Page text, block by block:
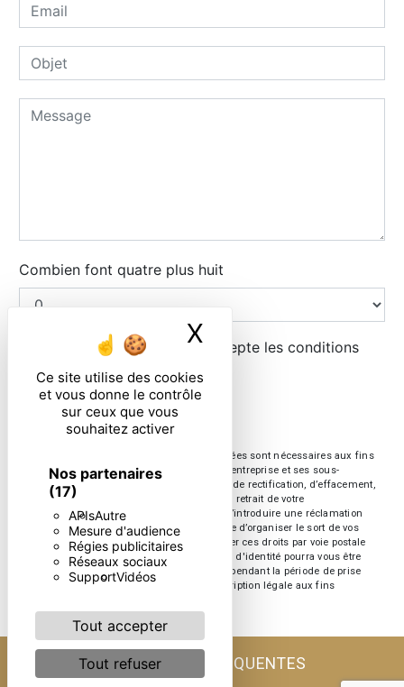
Ce site utilise des cookies
et vous donne le contrôle
sur ceux que vous
souhaitez activer
Nos partenaires
(17)
APIsAutre
Mesure d'audience
Régies publicitaires
Réseaux sociaux
SupportVidéos
Tout accepter
Tout refuser
X Masquer le
Combien font quatre plus huit
En cochant cette case, j'accepte les conditions
particulières ci-dessous **
ENVOYER
** Les données personnelles communiquées sont nécessaires aux fins
de vous contacter. Elles sont destinées à l'entreprise et ses sous-
traitants. Vous disposez de droits d’accès, de rectification, d’effacement,
de portabilité, de limitation, d’opposition, de retrait de votre
consentement à tout moment et du droit d’introduire une réclamation
auprès d’une autorité de contrôle, ainsi que d’organiser le sort de vos
données post-mortem. Vous pouvez exercer ces droits par voie postale
ou par courrier électronique. Un justificatif d'identité pourra vous être
demandé. Nous conservons vos données pendant la période de prise
de contact puis pendant la durée de prescription légale aux fins
RECHERCHES FRÉQUENTES